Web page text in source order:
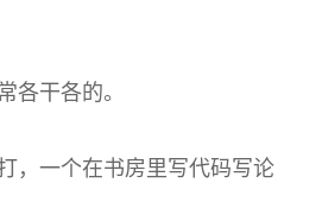
各干各的。
，一个在书房里写代码写论